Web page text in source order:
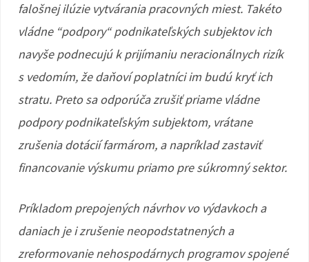
falošnej ilúzie vytvárania pracovných miest. Takéto
vládne “podpory“ podnikateľských subjektov ich
navyše podnecujú k prijímaniu neracionálnych rizík
s vedomím, že daňoví poplatníci im budú kryť ich
stratu. Preto sa odporúča zrušiť priame vládne
podpory podnikateľským subjektom, vrátane
zrušenia dotácií farmárom, a napríklad zastaviť
financovanie výskumu priamo pre súkromný sektor.
Príkladom prepojených návrhov vo výdavkoch a
daniach je i zrušenie neopodstatnených a
zreformovanie nehospodárnych programov spojené